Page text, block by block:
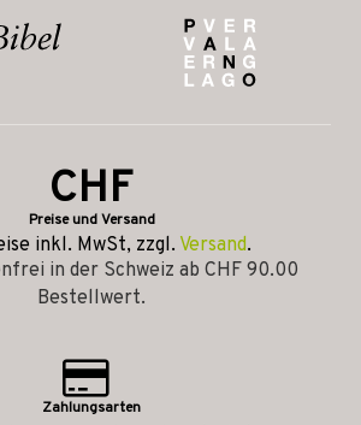
CHF
Preise und Versand
inkl. MwSt, zzgl. Versand.
in der Schweiz ab CHF 90.00
Bestellwert.
Zahlungsarten